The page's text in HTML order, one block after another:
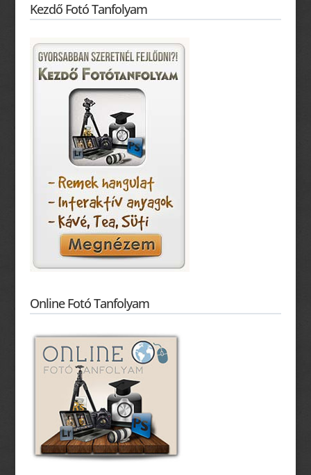
Kezdő Fotó Tanfolyam
Online Fotó Tanfolyam